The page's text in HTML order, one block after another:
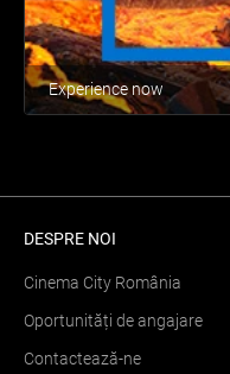
Experience now
DESPRE NOI
Cinema City România
Oportunități de angajare
Contactează-ne